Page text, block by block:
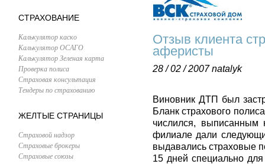
СТРАХОВАНИЕ
Калькулятор каско
Калькулятор ОСАГО
Калькулятор Зеленая карта
Проверка полиса
Страховая консультация
Тендеры по страхованию
ЖЕЛТЫЕ СТРАНИЦЫ
Страховой надзор
Страховые брокеры
Страховые союзы
Отзыв клиента
аферисты
28 / 02 / 2007natalyk
Виновник ДТП был
Бланк страхового
числился, выписанным
филиале дали
выдавались страховые
15 дней специально